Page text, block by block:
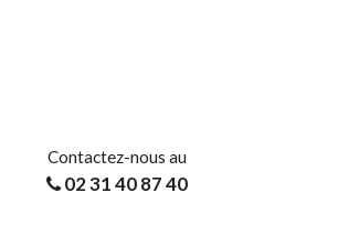
Contactez-nous au
02 31 40 87 40